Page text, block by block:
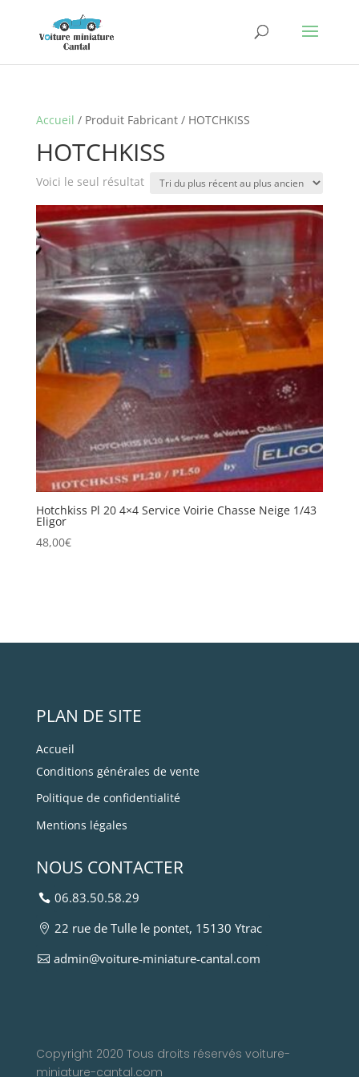
Accueil / Produit Fabricant / HOTCHKISS
HOTCHKISS
Voici le seul résultat
Hotchkiss Pl 20 4×4 Service Voirie Chasse Neige 1/43
Eligor
48,00€
PLAN DE SITE
Accueil
Conditions générales de vente
Politique de confidentialité
Mentions légales
NOUS CONTACTER
06.83.50.58.29
22 rue de Tulle le pontet, 15130 Ytrac
admin@voiture-miniature-cantal.com
Copyright 2020 Tous droits réservés voiture-
miniature-cantal.com